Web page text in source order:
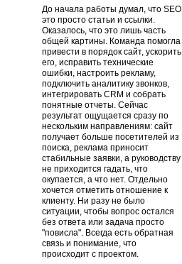
До начала работы думал, что SEO
это просто статьи и ссылки.
Оказалось, что это лишь часть
общей картины. Команда помогла
привести в порядок сайт, ускорить
его, исправить технические
ошибки, настроить рекламу,
подключить аналитику звонков,
интегрировать CRM и собрать
понятные отчеты. Сейчас
результат ощущается сразу по
нескольким направлениям: сайт
получает больше посетителей из
поиска, реклама приносит
стабильные заявки, а руководству
не приходится гадать, что
окупается, а что нет. Отдельно
хочется отметить отношение к
клиенту. Ни разу не было
ситуации, чтобы вопрос остался
без ответа или задача просто
"повисла". Всегда есть обратная
связь и понимание, что
происходит с проектом.